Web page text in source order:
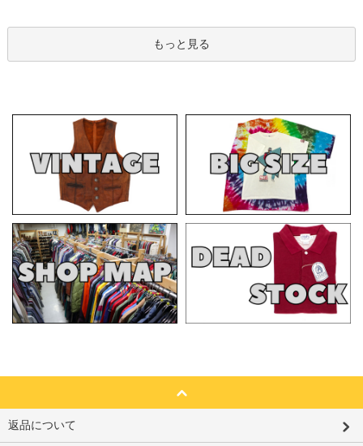
もっと見る
返品について